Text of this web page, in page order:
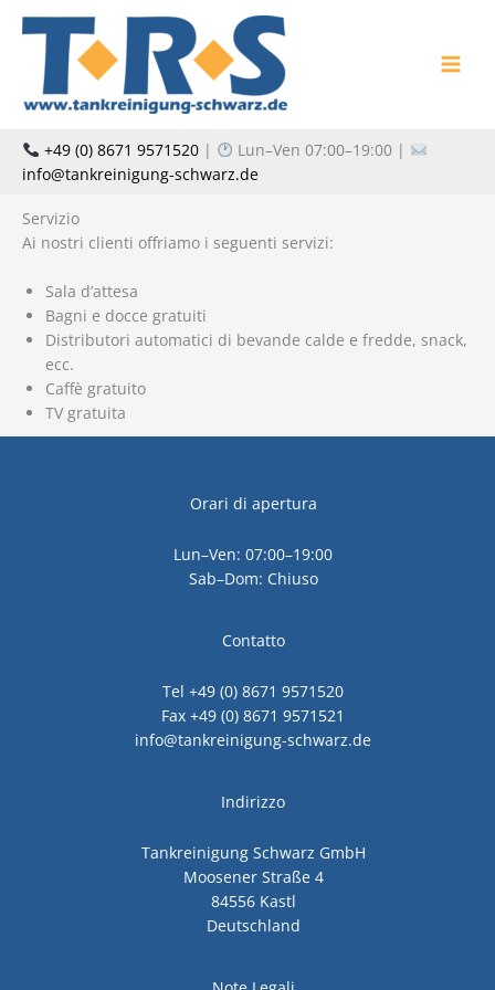
contenuto
+49 (0) 8671 9571520|
Lun–Ven 07:00–19:00 |
info@tankreinigung-schwarz.de
Servizio
Ai nostri clienti offriamo i seguenti servizi:
Sala d’attesa
Bagni e docce gratuiti
Distributori automatici di bevande calde e fredde, snack,
ecc.
Caffè gratuito
TV gratuita
Orari di apertura
Lun–Ven: 07:00–19:00
Sab–Dom: Chiuso
Contatto
Tel +49 (0) 8671 9571520
Fax +49 (0) 8671 9571521
info@tankreinigung-schwarz.de
Indirizzo
Tankreinigung Schwarz GmbH
Moosener Straße 4
84556 Kastl
Deutschland